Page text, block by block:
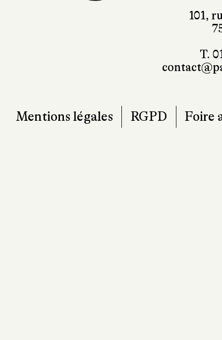
101,
T.
Mentions légales RGPD Foire